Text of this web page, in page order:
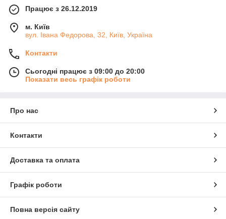
Працює з 26.12.2019
м. Київ
вул. Івана Федорова, 32, Київ, Україна
Контакти
Сьогодні працює з 09:00 до 20:00
Показати весь графік роботи
Про нас
Контакти
Доставка та оплата
Графік роботи
Повна версія сайту